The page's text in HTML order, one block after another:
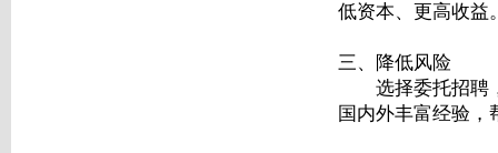
低资本、更高收益
三、降低风险
选择委托招聘，
国内外丰富经验，